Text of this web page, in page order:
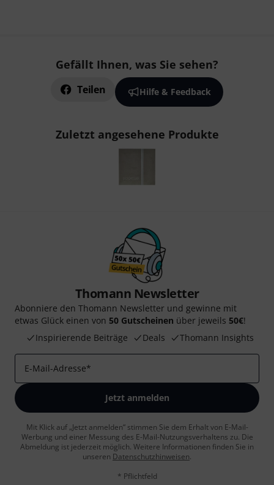
Gefällt Ihnen, was Sie sehen?
Teilen Hilfe & Feedback
Zuletzt angesehene Produkte
Thomann Newsletter
Abonniere den Thomann Newsletter und gewinne mit
etwas Glück einen von 50 Gutscheinen über jeweils 50€!
Inspirierende Beiträge
Deals Thomann Insights
E-Mail-Adresse*
Jetzt anmelden
Mit Klick auf „Jetzt anmelden“ stimmen Sie dem Erhalt von E-Mail-
Werbung und einer Messung des E-Mail-Nutzungsverhaltens zu. Die
Abmeldung ist jederzeit möglich. Weitere Informationen finden Sie in
unseren Datenschutzhinweisen.
* Pflichtfeld